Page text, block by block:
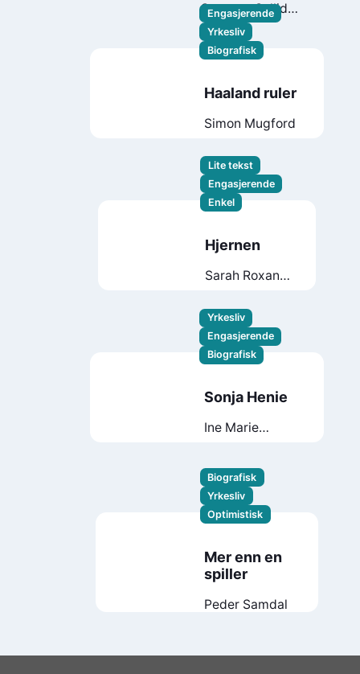
Susanne Sollid
Kaluza
Birgit
Skarstein
Engasjerende
Yrkesliv
Biografisk
Haaland ruler
Simon Mugford
Lite tekst
Engasjerende
Enkel
Hjernen
Sarah Roxana
Yrkesliv
Engasjerende
Biografisk
Sonja Henie
Ine Marie
Biografisk
Yrkesliv
Optimistisk
Mer enn en
spiller
Peder Samdal